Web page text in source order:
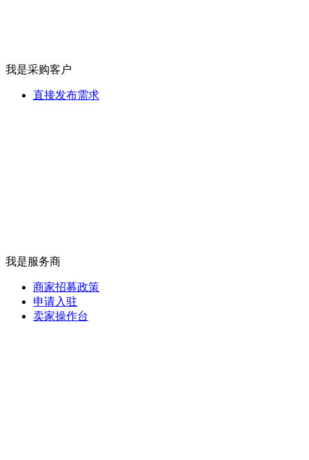
我是采购客户
直接发布需求
我是服务商
商家招募政策
申请入驻
卖家操作台